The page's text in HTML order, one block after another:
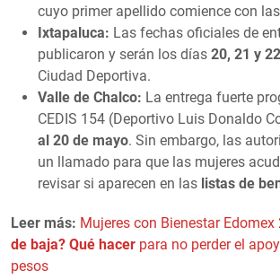
cuyo primer apellido comience con las
Ixtapaluca: Las fechas oficiales de
publicaron y serán los días 20, 21 y
Ciudad Deportiva.
Valle de Chalco: La entrega fuerte
CEDIS 154 (Deportivo Luis Donaldo
al 20 de mayo. Sin embargo, las
un llamado para que las mujeres
revisar si aparecen en las listas de
Leer más: Mujeres con Bienestar Edomex
de baja? Qué hacer para no perder el
pesos